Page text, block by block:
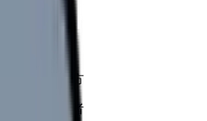
い看護師の方
い医療従事者